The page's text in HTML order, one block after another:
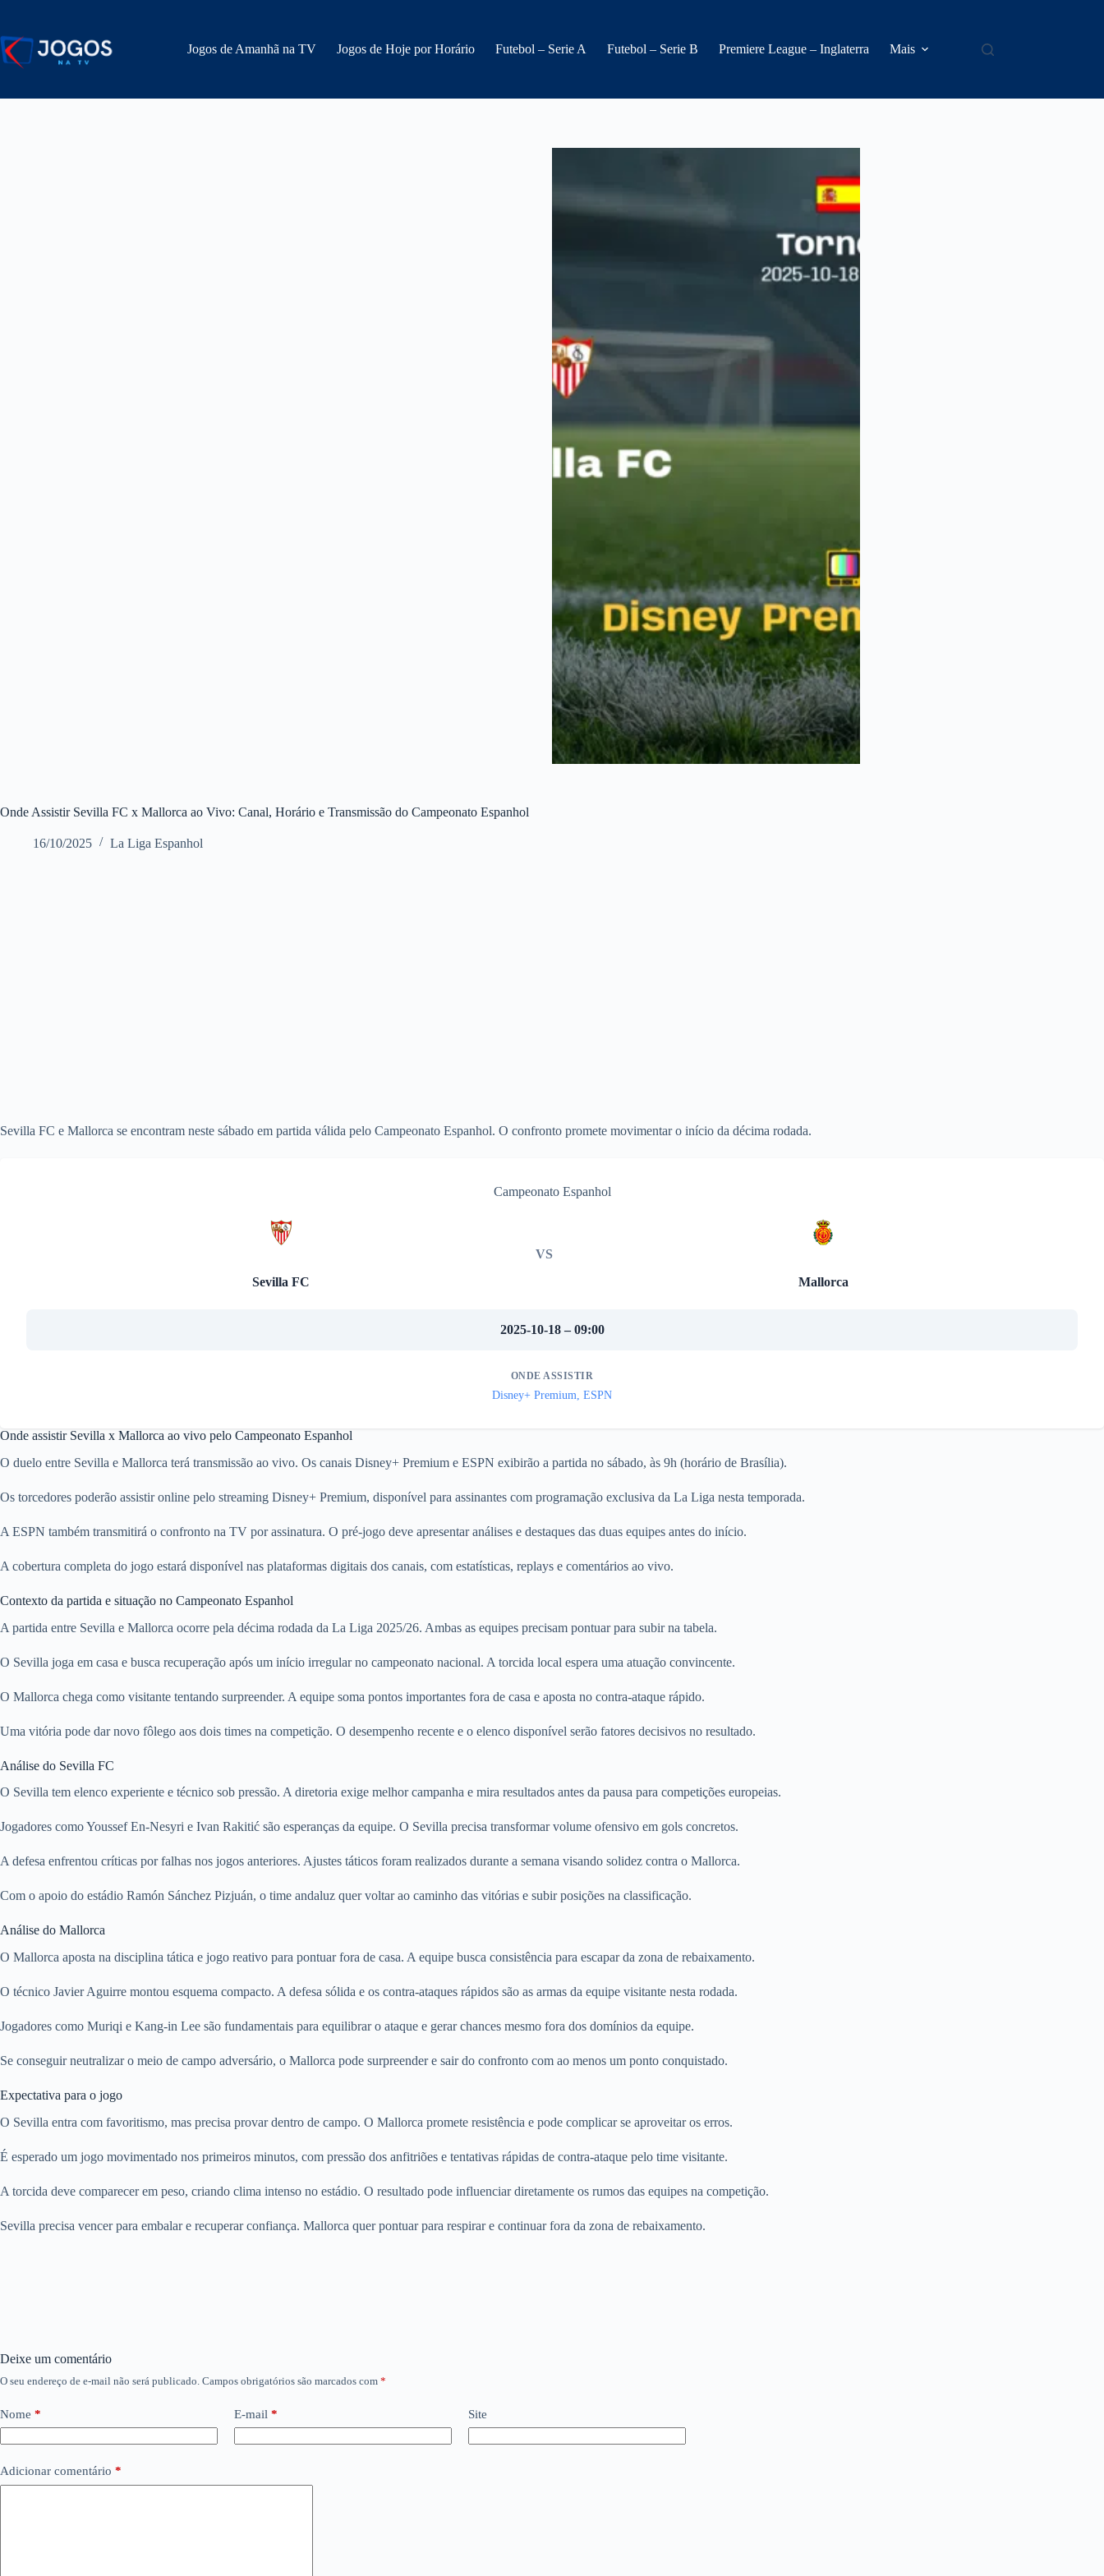
o
conteúdo
Jogos de Amanhã na TV Jogos de Hoje por Horário Futebol – Serie A Futebol – Serie B Premiere League – Inglaterra Mais
Onde Assistir Sevilla FC x Mallorca ao Vivo: Canal, Horário e Transmissão do Campeonato Espanhol
16/10/2025 La Liga Espanhol
Sevilla FC e Mallorca se encontram neste sábado em partida válida pelo Campeonato Espanhol. O confronto promete movimentar o início da décima rodada.
Campeonato Espanhol
Sevilla FC
VS
Mallorca
2025-10-18 – 09:00
ONDE ASSISTIR
Disney+ Premium, ESPN
Onde assistir Sevilla x Mallorca ao vivo pelo Campeonato Espanhol
O duelo entre Sevilla e Mallorca terá transmissão ao vivo. Os canais Disney+ Premium e ESPN exibirão a partida no sábado, às 9h (horário de Brasília).
Os torcedores poderão assistir online pelo streaming Disney+ Premium, disponível para assinantes com programação exclusiva da La Liga nesta temporada.
A ESPN também transmitirá o confronto na TV por assinatura. O pré-jogo deve apresentar análises e destaques das duas equipes antes do início.
A cobertura completa do jogo estará disponível nas plataformas digitais dos canais, com estatísticas, replays e comentários ao vivo.
Contexto da partida e situação no Campeonato Espanhol
A partida entre Sevilla e Mallorca ocorre pela décima rodada da La Liga 2025/26. Ambas as equipes precisam pontuar para subir na tabela.
O Sevilla joga em casa e busca recuperação após um início irregular no campeonato nacional. A torcida local espera uma atuação convincente.
O Mallorca chega como visitante tentando surpreender. A equipe soma pontos importantes fora de casa e aposta no contra-ataque rápido.
Uma vitória pode dar novo fôlego aos dois times na competição. O desempenho recente e o elenco disponível serão fatores decisivos no resultado.
Análise do Sevilla FC
O Sevilla tem elenco experiente e técnico sob pressão. A diretoria exige melhor campanha e mira resultados antes da pausa para competições europeias.
Jogadores como Youssef En-Nesyri e Ivan Rakitić são esperanças da equipe. O Sevilla precisa transformar volume ofensivo em gols concretos.
A defesa enfrentou críticas por falhas nos jogos anteriores. Ajustes táticos foram realizados durante a semana visando solidez contra o Mallorca.
Com o apoio do estádio Ramón Sánchez Pizjuán, o time andaluz quer voltar ao caminho das vitórias e subir posições na classificação.
Análise do Mallorca
O Mallorca aposta na disciplina tática e jogo reativo para pontuar fora de casa. A equipe busca consistência para escapar da zona de rebaixamento.
O técnico Javier Aguirre montou esquema compacto. A defesa sólida e os contra-ataques rápidos são as armas da equipe visitante nesta rodada.
Jogadores como Muriqi e Kang-in Lee são fundamentais para equilibrar o ataque e gerar chances mesmo fora dos domínios da equipe.
Se conseguir neutralizar o meio de campo adversário, o Mallorca pode surpreender e sair do confronto com ao menos um ponto conquistado.
Expectativa para o jogo
O Sevilla entra com favoritismo, mas precisa provar dentro de campo. O Mallorca promete resistência e pode complicar se aproveitar os erros.
É esperado um jogo movimentado nos primeiros minutos, com pressão dos anfitriões e tentativas rápidas de contra-ataque pelo time visitante.
A torcida deve comparecer em peso, criando clima intenso no estádio. O resultado pode influenciar diretamente os rumos das equipes na competição.
Sevilla precisa vencer para embalar e recuperar confiança. Mallorca quer pontuar para respirar e continuar fora da zona de rebaixamento.
Deixe um comentário
O seu endereço de e-mail não será publicado. Campos obrigatórios são marcados com *
Nome * E-mail * Site
Adicionar comentário *